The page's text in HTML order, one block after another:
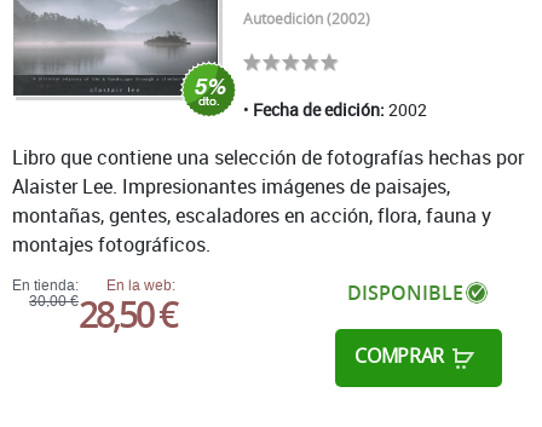
Autoedición (2002)
Fecha de edición: 2002
En tienda:
30,00 €
En la web:
28,50 € DISPONIBLE
COMPRAR
Libro que contiene una selección de fotografías hechas por
Alaister Lee. Impresionantes imágenes de paisajes,
montañas, gentes, escaladores en acción, flora, fauna y
montajes fotográficos.